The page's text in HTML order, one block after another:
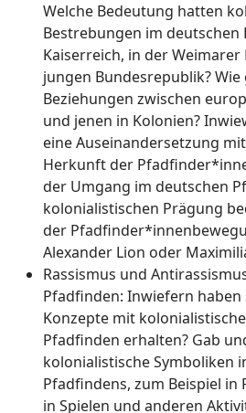
Welche Bedeutung hatten
Bestrebungen im deutschen
Kaiserreich, in der
jungen Bundesrepublik?
Beziehungen zwischen
und jenen in Kolonien?
eine Auseinandersetzung
Herkunft der
der Umgang im deutschen
kolonialistischen Prägung
der
Alexander Lion oder
Rassismus und
Pfadfinden: Inwiefern
Konzepte mit
Pfadfinden erhalten? Gab
kolonialistische Symboliken
Pfadfindens, zum Beispiel in
in Spielen und anderen